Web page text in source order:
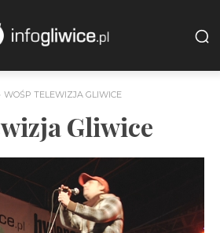
WOŚP TELEWIZJA GLIWICE
Gliwice